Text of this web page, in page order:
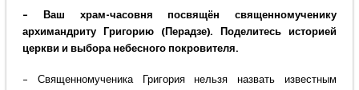
– Ваш храм-часовня посвящён священномученику
архимандриту Григорию (Перадзе). Поделитесь историей
церкви и выбора небесного покровителя.
– Священномученика Григория нельзя назвать известным